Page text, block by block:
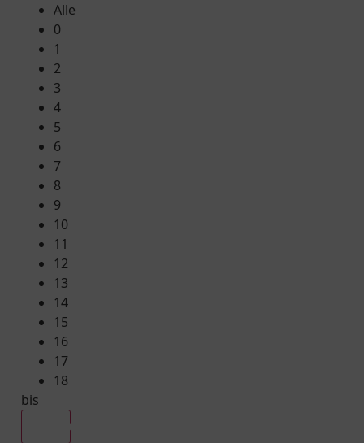
Alle
0
1
2
3
4
5
6
7
8
9
10
11
12
13
14
15
16
17
18
bis